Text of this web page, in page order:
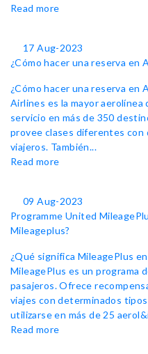
Read more
17 Aug-2023
¿Cómo hacer una reserva en
¿Cómo hacer una reserva en
Airlines es la mayor
servicio en más de 350
provee clases diferentes con
viajeros. También...
Read more
09 Aug-2023
Programme United
Mileageplus?
¿Qué significa MileagePlus
MileagePlus es un programa
pasajeros. Ofrece
viajes con determinados
utilizarse en más de 25
Read more